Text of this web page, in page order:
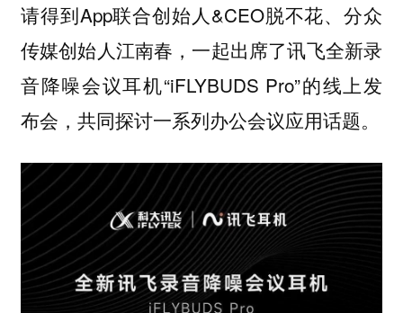
请得到App联合创始人&CEO脱不花、分众
传媒创始人江南春，一起出席了讯飞全新录
音降噪会议耳机“iFLYBUDS Pro”的线上发
布会，共同探讨一系列办公会议应用话题。